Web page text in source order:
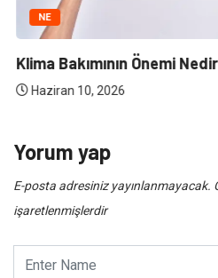
NE
Klima Bakımının Önemi
Haziran 10, 2026
Yorum yap
E-posta adresiniz yayınlanmayacak.
işaretlenmişlerdir